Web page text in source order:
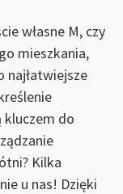
własne M, czy
mieszkania,
najłatwiejsze
kluczem do
Kilka
u nas! Dzięki